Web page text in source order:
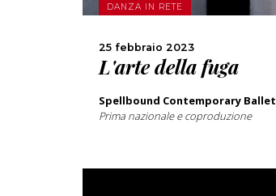
DANZA IN RETE
25 febbraio 2023
L'arte della fuga
Spellbound Contemporary Ballet
Prima nazionale e coproduzione